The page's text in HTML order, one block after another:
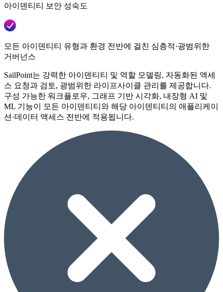
아이덴티티 보안 성숙도
모든 아이덴티티 유형과 환경 전반에 걸친 심층적·광범위한
거버넌스
SailPoint는 강력한 아이덴티티 및 역할 모델링, 자동화된 액세
스 요청과 검토, 광범위한 라이프사이클 관리를 제공합니다.
구성 가능한 워크플로우, 그래프 기반 시각화, 내장형 AI 및
ML 기능이 모든 아이덴티티와 해당 아이덴티티의 애플리케이
션·데이터 액세스 전반에 적용됩니다.